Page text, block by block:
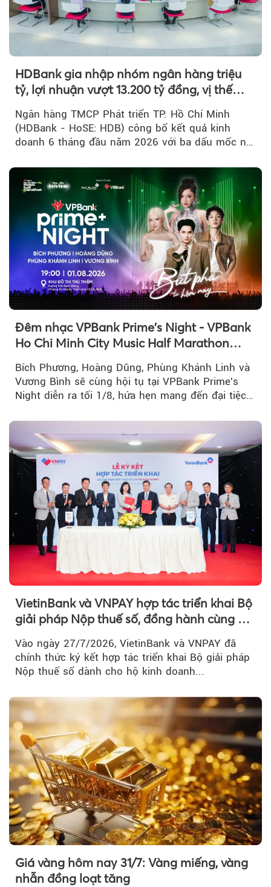
HDBank gia nhập nhóm ngân hàng triệu
tỷ, lợi nhuận vượt 13.200 tỷ đồng, vị thế
mới trên thị trường vốn quốc tế
Ngân hàng TMCP Phát triển TP. Hồ Chí Minh
(HDBank - HoSE: HDB) công bố kết quả kinh
doanh 6 tháng đầu năm 2026 với ba dấu mốc nổi
Đêm nhạc VPBank Prime's Night - VPBank
Ho Chi Minh City Music Half Marathon
Bích Phương, Hoàng Dũng, Phùng Khánh Linh và
Vương Bình sẽ cùng hội tụ tại VPBank Prime's
Night diễn ra tối 1/8, hứa hẹn mang đến đại tiệc
VietinBank và VNPAY hợp tác triển khai Bộ
giải pháp Nộp thuế số, đồng hành cùng hộ
Vào ngày 27/7/2026, VietinBank và VNPAY đã
chính thức ký kết hợp tác triển khai Bộ giải pháp
Nộp thuế số dành cho hộ kinh doanh...
Giá vàng hôm nay 31/7: Vàng miếng, vàng
nhẫn đồng loạt tăng